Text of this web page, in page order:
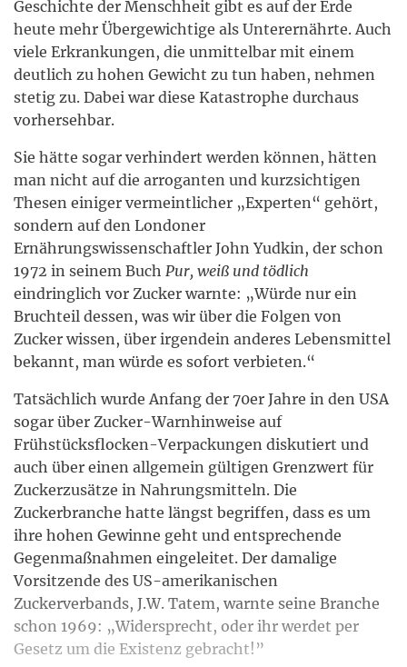
Geschichte der Menschheit gibt es auf der Erde
heute mehr Übergewichtige als Unterernährte. Auch
viele Erkrankungen, die unmittelbar mit einem
deutlich zu hohen Gewicht zu tun haben, nehmen
stetig zu. Dabei war diese Katastrophe durchaus
vorhersehbar.
Sie hätte sogar verhindert werden können, hätten
man nicht auf die arroganten und kurzsichtigen
Thesen einiger vermeintlicher „Experten“ gehört,
sondern auf den Londoner
Ernährungswissenschaftler John Yudkin, der schon
1972 in seinem Buch Pur, weiß und tödlich
eindringlich vor Zucker warnte: „Würde nur ein
Bruchteil dessen, was wir über die Folgen von
Zucker wissen, über irgendein anderes Lebensmittel
bekannt, man würde es sofort verbieten.“
Tatsächlich wurde Anfang der 70er Jahre in den USA
sogar über Zucker-Warnhinweise auf
Frühstücksflocken-Verpackungen diskutiert und
auch über einen allgemein gültigen Grenzwert für
Zuckerzusätze in Nahrungsmitteln. Die
Zuckerbranche hatte längst begriffen, dass es um
ihre hohen Gewinne geht und entsprechende
Gegenmaßnahmen eingeleitet. Der damalige
Vorsitzende des US-amerikanischen
Zuckerverbands, J.W. Tatem, warnte seine Branche
schon 1969: „Widersprecht, oder ihr werdet per
Gesetz um die Existenz gebracht!”